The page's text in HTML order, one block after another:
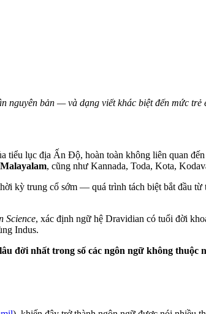
bản — và dạng viết khác biệt đến mức
tiểu lục địa Ấn Độ, hoàn toàn không liên quan
Malayalam, cũng như Kannada, Toda, Kota,
kỳ trung cổ sớm — quá trình tách biệt bắt đầu
Science, xác định ngữ hệ Dravidian có tuổi đời
Indus.
đời nhất trong số các ngôn ngữ không